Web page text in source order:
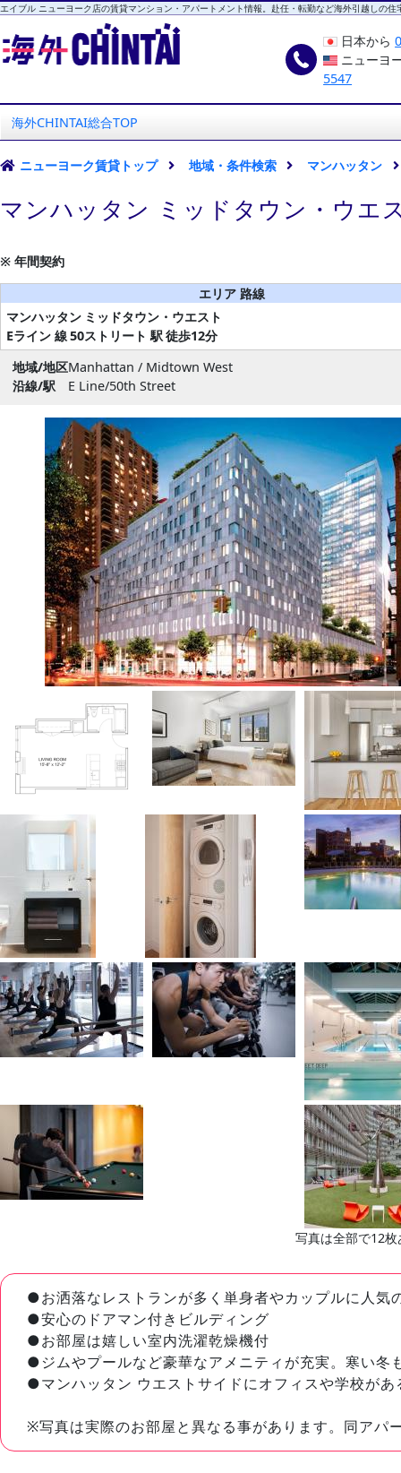
エイブル ニューヨーク店の賃貸マンション・アパートメント情報。赴任・転勤など海外引越しの住
日本から
ニューヨ
5547
海外CHINTAI総合TOP
ニューヨーク賃貸トップ 地域・条件検索 マンハッタン
マンハッタン ミッドタウン・ウエ
※ 年間契約
エリア 路線
マンハッタン ミッドタウン・ウエスト
Eライン 線50ストリート 駅徒歩12分
地域/地区Manhattan / Midtown West
沿線/駅
E Line/50th Street
写真は全部で12
●お洒落なレストランが多く単身者やカップルに人気
●安心のドアマン付きビルディング
●お部屋は嬉しい室内洗濯乾燥機付
●ジムやプールなど豪華なアメニティが充実。寒い冬
●マンハッタン ウエストサイドにオフィスや学校があ
※写真は実際のお部屋と異なる事があります。同アパ